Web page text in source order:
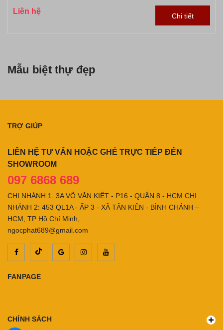
Liên hệ
Chi tiết
Mẫu biệt thự đẹp
TRỢ GIÚP
LIÊN HỆ TƯ VẤN HOẶC GHÉ TRỰC TIẾP ĐẾN
SHOWROOM
097 6868 689
CHI NHÁNH 1: 3A VÕ VĂN KIỆT - P16 - QUẬN 8 - HCM CHI
NHÁNH 2: 453 QL1A - ẤP 3 - XÃ TÂN KIÊN - BÌNH CHÁNH –
HCM, TP Hồ Chí Minh,
ngocphat689@gmail.com
FANPAGE
CHÍNH SÁCH